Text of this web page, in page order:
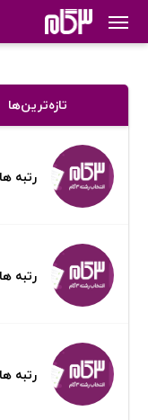
تازه‌ترین‌ها
رتبه
رتبه
رتبه